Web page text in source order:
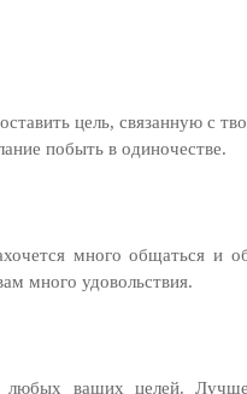
цель, связанную с
побыть в одиночестве.
много общаться и
много удовольствия.
ваших целей.